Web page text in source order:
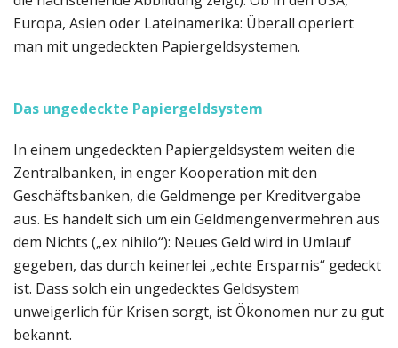
Europa, Asien oder Lateinamerika: Überall operiert
man mit ungedeckten Papiergeldsystemen.
Das ungedeckte Papiergeldsystem
In einem ungedeckten Papiergeldsystem weiten die
Zentralbanken, in enger Kooperation mit den
Geschäftsbanken, die Geldmenge per Kreditvergabe
aus. Es handelt sich um ein Geldmengenvermehren aus
dem Nichts („ex nihilo“): Neues Geld wird in Umlauf
gegeben, das durch keinerlei „echte Ersparnis“ gedeckt
ist. Dass solch ein ungedecktes Geldsystem
unweigerlich für Krisen sorgt, ist Ökonomen nur zu gut
bekannt.